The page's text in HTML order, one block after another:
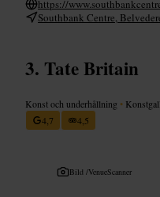
https://
Southbank Centre,
Tate Britain
Konst och underhållning •
4,7
4,5
Bild /VenueScanner